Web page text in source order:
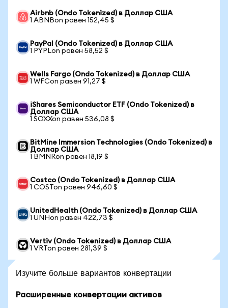
Airbnb (Ondo Tokenized) в Доллар США
1 ABNBon равен 152,45 $
PayPal (Ondo Tokenized) в Доллар США
1 PYPLon равен 58,52 $
Wells Fargo (Ondo Tokenized) в Доллар США
1 WFCon равен 91,27 $
iShares Semiconductor ETF (Ondo Tokenized) в
Доллар США
1 SOXXon равен 536,08 $
BitMine Immersion Technologies (Ondo Tokenized) в
Доллар США
1 BMNRon равен 18,19 $
Costco (Ondo Tokenized) в Доллар США
1 COSTon равен 946,60 $
UnitedHealth (Ondo Tokenized) в Доллар США
1 UNHon равен 422,73 $
Vertiv (Ondo Tokenized) в Доллар США
1 VRTon равен 281,39 $
Изучите больше вариантов конвертации
Расширенные конвертации активов